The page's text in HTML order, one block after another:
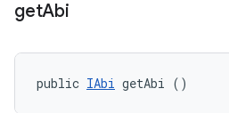
getAbi
public IAbi getAbi ()